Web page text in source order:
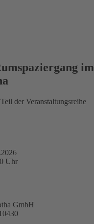
im
der Veranstaltungsreihe
Uhr
GmbH